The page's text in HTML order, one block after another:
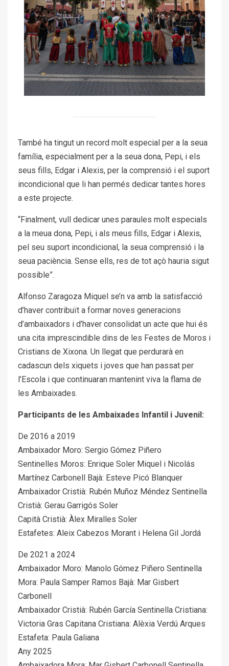
També ha tingut un record molt especial per a la seua
família, especialment per a la seua dona, Pepi, i els
seus fills, Edgar i Alexis, per la comprensió i el suport
incondicional que li han permés dedicar tantes hores
a este projecte.
“Finalment, vull dedicar unes paraules molt especials
a la meua dona, Pepi, i als meus fills, Edgar i Alexis,
pel seu suport incondicional, la seua comprensió i la
seua paciència. Sense ells, res de tot açò hauria sigut
possible”.
Alfonso Zaragoza Miquel se’n va amb la satisfacció
d’haver contribuït a formar noves generacions
d’ambaixadors i d’haver consolidat un acte que hui és
una cita imprescindible dins de les Festes de Moros i
Cristians de Xixona. Un llegat que perdurarà en
cadascun dels xiquets i joves que han passat per
l’Escola i que continuaran mantenint viva la flama de
les Ambaixades.
Participants de les Ambaixades Infantil i Juvenil:
De 2016 a 2019
Ambaixador Moro: Sergio Gómez Piñero
Sentinelles Moros: Enrique Soler Miquel i Nicolás
Martínez Carbonell Bajà: Esteve Picó Blanquer
Ambaixador Cristià: Rubén Muñoz Méndez Sentinella
Cristià: Gerau Garrigós Soler
Capità Cristià: Àlex Miralles Soler
Estafetes: Aleix Cabezos Morant i Helena Gil Jordá
De 2021 a 2024
Ambaixador Moro: Manolo Gómez Piñero Sentinella
Mora: Paula Samper Ramos Bajà: Mar Gisbert
Carbonell
Ambaixador Cristià: Rubén García Sentinella Cristiana:
Victoria Gras Capitana Cristiana: Alèxia Verdú Arques
Estafeta: Paula Galiana
Any 2025